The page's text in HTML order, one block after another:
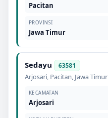
Pacitan
PROVINSI
Jawa Timur
Sedayu 63581
Arjosari, Pacitan, Jawa Timur
KECAMATAN
Arjosari